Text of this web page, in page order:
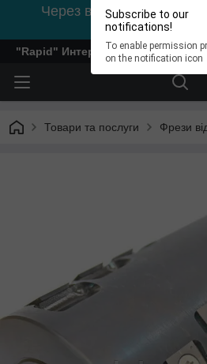
Subscribe to our
notifications!
To enable permission
on the notification icon
Через відсутність
"Rapid" Интернет-магазин
Товари та послуги Фрези